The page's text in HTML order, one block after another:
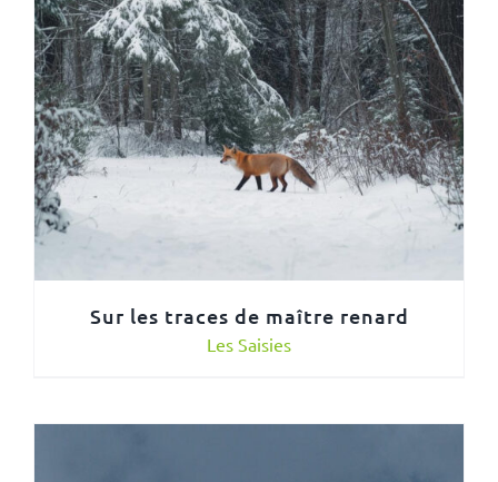
Sur les traces de maître renard
Les Saisies